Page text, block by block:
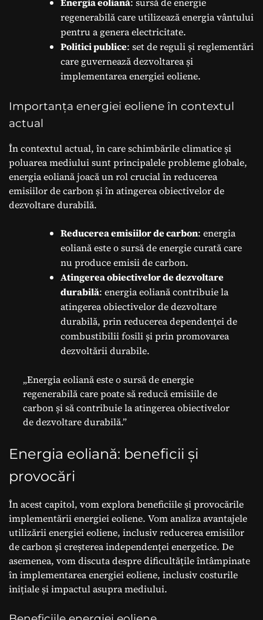
regenerabilă care utilizează energia vântului
pentru a genera electricitate.
Politici publice: set de reguli și reglementări
care guvernează dezvoltarea și
implementarea energiei eoliene.
Importanța energiei eoliene în contextul
actual
În contextul actual, în care schimbările climatice și
poluarea mediului sunt principalele probleme globale,
energia eoliană joacă un rol crucial în reducerea
emisiilor de carbon și în atingerea obiectivelor de
dezvoltare durabilă.
Reducerea emisiilor de carbon: energia
eoliană este o sursă de energie curată care
nu produce emisii de carbon.
Atingerea obiectivelor de dezvoltare
durabilă: energia eoliană contribuie la
atingerea obiectivelor de dezvoltare
durabilă, prin reducerea dependenței de
combustibilii fosili și prin promovarea
dezvoltării durabile.
„Energia eoliană este o sursă de energie
regenerabilă care poate să reducă emisiile de
carbon și să contribuie la atingerea obiectivelor
de dezvoltare durabilă.”
Energia eoliană: beneficii și
provocări
În acest capitol, vom explora beneficiile și provocările
implementării energiei eoliene. Vom analiza avantajele
utilizării energiei eoliene, inclusiv reducerea emisiilor
de carbon și creșterea independenței energetice. De
asemenea, vom discuta despre dificultățile întâmpinate
în implementarea energiei eoliene, inclusiv costurile
inițiale și impactul asupra mediului.